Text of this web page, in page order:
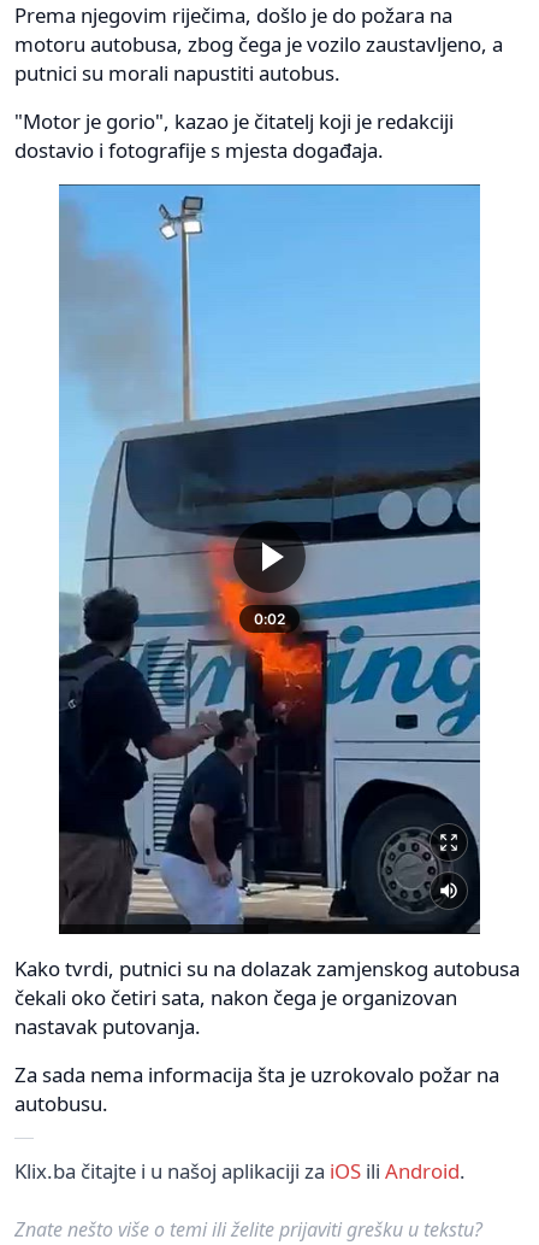
Prema njegovim riječima, došlo je do požara na
motoru autobusa, zbog čega je vozilo zaustavljeno, a
putnici su morali napustiti autobus.
"Motor je gorio", kazao je čitatelj koji je redakciji
dostavio i fotografije s mjesta događaja.
Kako tvrdi, putnici su na dolazak zamjenskog autobusa
čekali oko četiri sata, nakon čega je organizovan
nastavak putovanja.
Za sada nema informacija šta je uzrokovalo požar na
autobusu.
Klix.ba čitajte i u našoj aplikaciji za iOS ili Android.
Znate nešto više o temi ili želite prijaviti grešku u tekstu?